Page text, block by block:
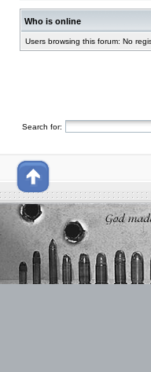
Who is online
Users browsing this forum: No
Search for: